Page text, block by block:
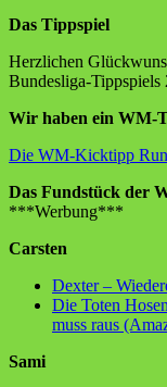
Das Tippspiel
Herzlichen
Bundesliga-Tippspiels
Wir haben ein WM-
Die WM-Kicktipp
Das Fundstück der
***Werbung***
Carsten
Dexter –
Die Toten
muss raus
Sami